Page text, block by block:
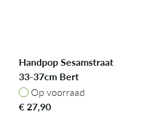
Handpop Sesamstraat
33-37cm Bert
Op voorraad
Op voorraad
€27,90